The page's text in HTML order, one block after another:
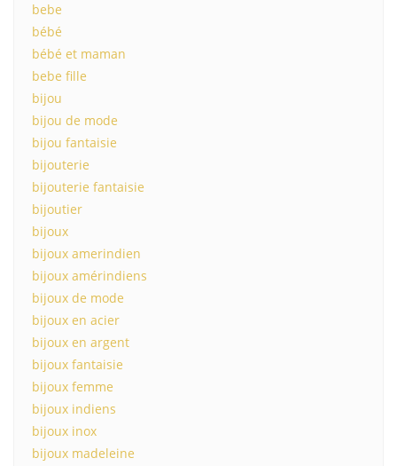
bebe
bébé
bébé et maman
bebe fille
bijou
bijou de mode
bijou fantaisie
bijouterie
bijouterie fantaisie
bijoutier
bijoux
bijoux amerindien
bijoux amérindiens
bijoux de mode
bijoux en acier
bijoux en argent
bijoux fantaisie
bijoux femme
bijoux indiens
bijoux inox
bijoux madeleine